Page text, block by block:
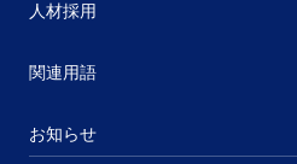
人材採用
関連用語
お知らせ